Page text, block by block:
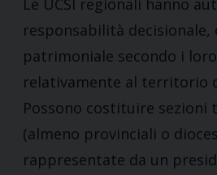
Le UCSI regionali hanno
responsabilità decisionale,
patrimoniale secondo i
relativamente al territorio
Possono costituire
(almeno provinciali o
rappresentate da un